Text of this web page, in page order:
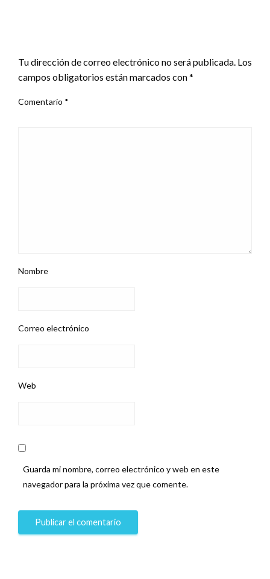
Tu dirección de correo electrónico no será publicada. Los
campos obligatorios están marcados con*
Comentario *
Nombre
Correo electrónico
Web
Guarda mi nombre, correo electrónico y web en este
navegador para la próxima vez que comente.